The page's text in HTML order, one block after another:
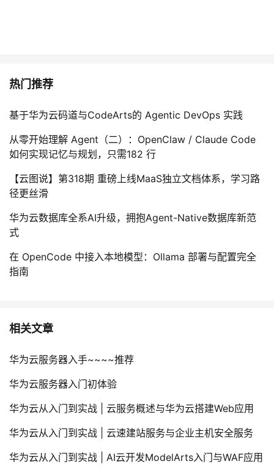
热门推荐
基于华为云码道与CodeArts的 Agentic DevOps 实践
从零开始理解 Agent（二）：OpenClaw / Claude Code
如何实现记忆与规划，只需182 行
【云图说】第318期 重磅上线MaaS独立文档体系，学习路
径更丝滑
华为云数据库全系AI升级，拥抱Agent-Native数据库新范
式
在 OpenCode 中接入本地模型：Ollama 部署与配置完全
指南
相关文章
华为云服务器入手~~~~推荐
华为云服务器入门初体验
华为云从入门到实战 | 云服务概述与华为云搭建Web应用
华为云从入门到实战 | 云速建站服务与企业主机安全服务
华为云从入门到实战 | AI云开发ModelArts入门与WAF应用